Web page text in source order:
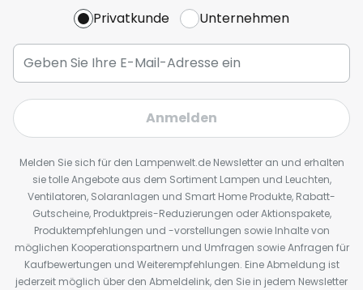
Privatkunde Unternehmen
Anmelden
Melden Sie sich für den Lampenwelt.de Newsletter an und erhalten
sie tolle Angebote aus dem Sortiment Lampen und Leuchten,
Ventilatoren, Solaranlagen und Smart Home Produkte, Rabatt-
Gutscheine, Produktpreis-Reduzierungen oder Aktionspakete,
Produktempfehlungen und -vorstellungen sowie Inhalte von
möglichen Kooperationspartnern und Umfragen sowie Anfragen für
Kaufbewertungen und Weiterempfehlungen. Eine Abmeldung ist
jederzeit möglich über den Abmeldelink, den Sie in jedem Newsletter